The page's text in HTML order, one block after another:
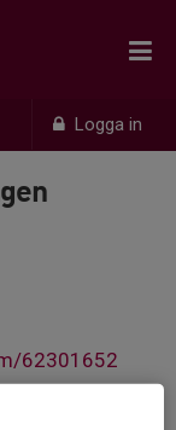
Logga in
62301652